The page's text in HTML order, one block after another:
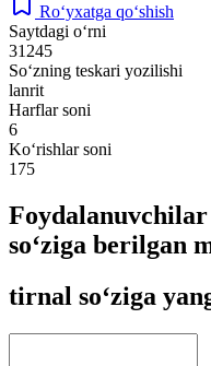
Ro‘yxatga qo‘shish
Saytdagi o‘rni
31245
So‘zning teskari yozilishi
lanrit
Harflar soni
6
Ko‘rishlar soni
175
so‘ziga berilgan
tirnal so‘ziga